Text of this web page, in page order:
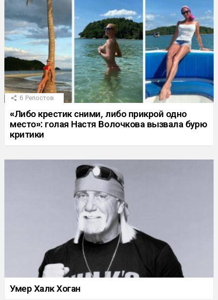
6 Репостов
«Либо крестик сними, либо прикрой одно
место»: голая Настя Волочкова вызвала бурю
критики
Умер Халк Хоган